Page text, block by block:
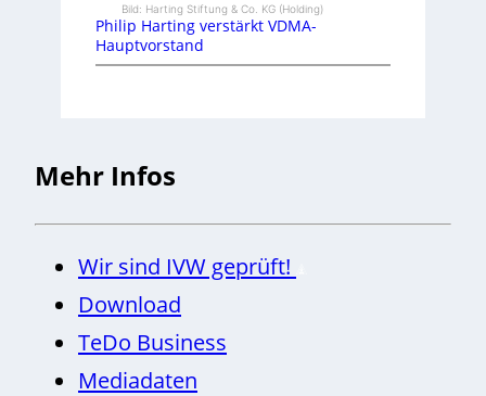
Bild: Harting Stiftung & Co. KG (Holding)
Philip Harting verstärkt VDMA-
Hauptvorstand
Mehr Infos
Wir sind IVW geprüft!
Download
TeDo Business
Mediadaten